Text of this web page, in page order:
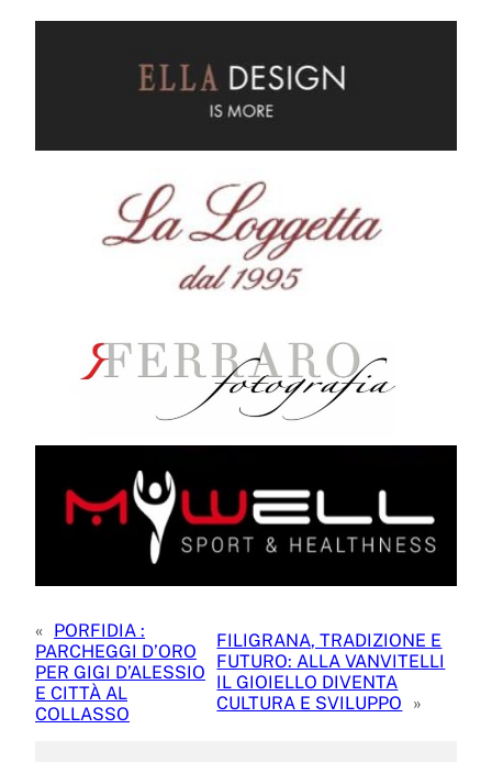
« PORFIDIA :
PARCHEGGI D’ORO
PER GIGI D’ALESSIO
E CITTÀ AL
COLLASSO
FILIGRANA, TRADIZIONE E
FUTURO: ALLA VANVITELLI
IL GIOIELLO DIVENTA
CULTURA E SVILUPPO
»